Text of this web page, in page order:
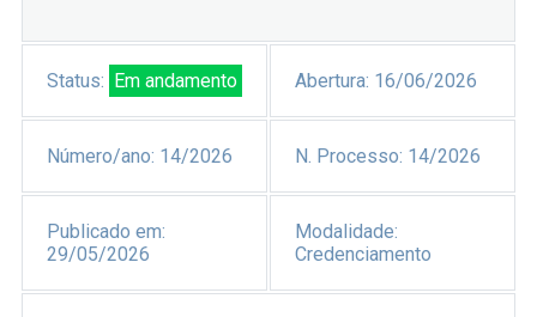
Status: Em andamento Abertura: 16/06/2026
Número/ano: 14/2026 N. Processo: 14/2026
Publicado em:
29/05/2026
Modalidade:
Credenciamento